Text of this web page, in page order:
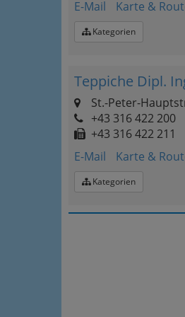
E-Mail
Karte &
Kategorien
Teppiche Dipl.
St.-Peter-
+43 316 422 200
+43 316 422 211
E-Mail
Karte &
Kategorien